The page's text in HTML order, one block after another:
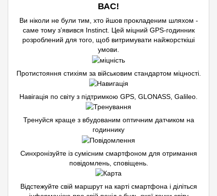
ВАС!
Ви ніколи не були тим, хто йшов прокладеним шляхом -
саме тому з’явився Instinct. Цей міцний GPS-годинник
розроблений для того, щоб витримувати найжорсткіші
умови.
Протистояння стихіям за військовим стандартом міцності.
Навігація по світу з підтримкою GPS, GLONASS, Galileo.
Тренуйся краще з вбудованим оптичним датчиком на
годиннику
Синхронізуйте із сумісним смартфоном для отримання
повідомлень, сповіщень.
Відстежуйте свій маршрут на карті смартфона і діліться